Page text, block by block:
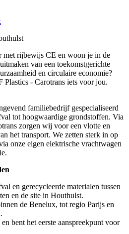
met rijbewijs CE en woon je in de
van een toekomstgerichte
en circulaire economie?
- Carotrans iets voor jou.
familiebedrijf gespecialiseerd
tot hoogwaardige grondstoffen. Via
zorgen wij voor een vlotte en
het transport. We zetten sterk in op
onze eigen elektrische vrachtwagen
en gerecycleerde materialen tussen
en de site in Houthulst.
de Benelux, tot regio Parijs en
bent het eerste aanspreekpunt voor